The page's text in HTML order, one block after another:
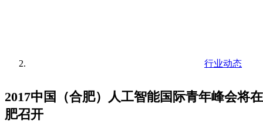
行业动态
2017中国（合肥）人工智能国际青年峰会将
肥召开